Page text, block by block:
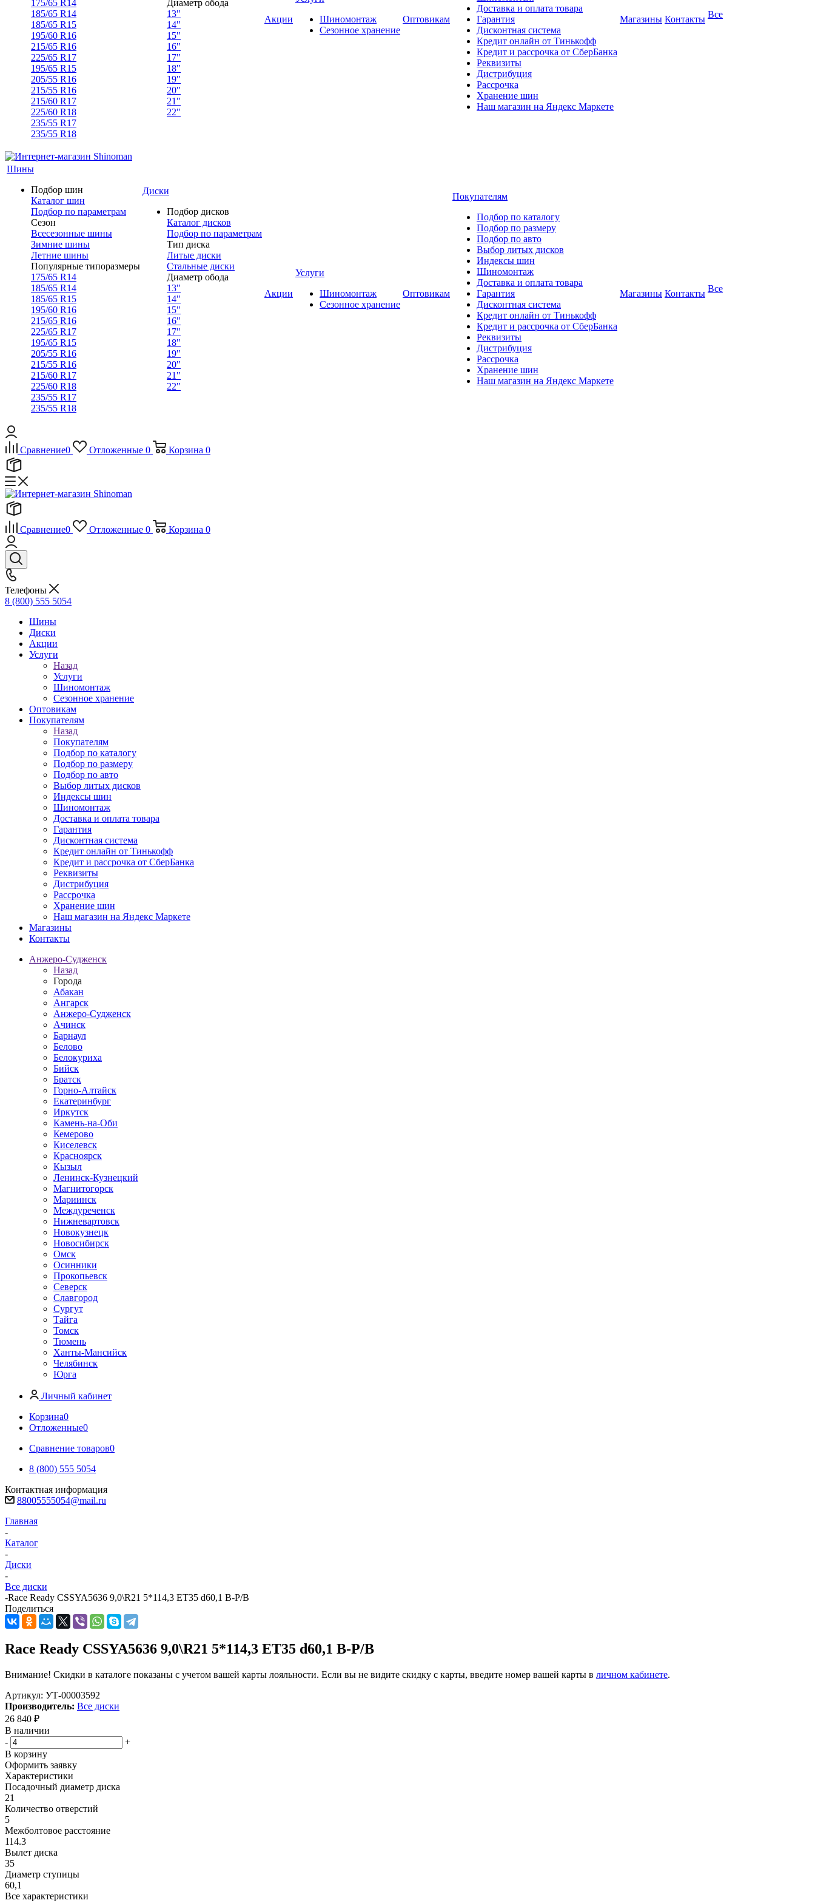
175/65 R14
185/65 R14
185/65 R15
195/60 R16
215/65 R16
225/65 R17
195/65 R15
205/55 R16
215/55 R16
215/60 R17
225/60 R18
235/55 R17
235/55 R18
Диаметр обода
13"
14"
15"
16"
17"
18"
19"
20"
21"
22"
Акции
Шиномонтаж
Сезонное хранение
Оптовикам
Доставка и оплата товара
Гарантия
Дисконтная система
Кредит онлайн от Тинькофф
Кредит и рассрочка от СберБанка
Реквизиты
Дистрибуция
Рассрочка
Хранение шин
Наш магазин на Яндекс Маркете
Магазины Контакты Все
Шины
Подбор шин
Каталог шин
Подбор по параметрам
Сезон
Всесезонные шины
Зимние шины
Летние шины
Популярные типоразмеры
175/65 R14
185/65 R14
185/65 R15
195/60 R16
215/65 R16
225/65 R17
195/65 R15
205/55 R16
215/55 R16
215/60 R17
225/60 R18
235/55 R17
235/55 R18
Диски
Подбор дисков
Каталог дисков
Подбор по параметрам
Тип диска
Литые диски
Стальные диски
Диаметр обода
13"
14"
15"
16"
17"
18"
19"
20"
21"
22"
Акции
Услуги
Шиномонтаж
Сезонное хранение
Оптовикам
Покупателям
Подбор по каталогу
Подбор по размеру
Подбор по авто
Выбор литых дисков
Индексы шин
Шиномонтаж
Доставка и оплата товара
Гарантия
Дисконтная система
Кредит онлайн от Тинькофф
Кредит и рассрочка от СберБанка
Реквизиты
Дистрибуция
Рассрочка
Хранение шин
Наш магазин на Яндекс Маркете
Магазины Контакты Все
Сравнение0 Отложенные 0 Корзина 0
Сравнение0 Отложенные 0 Корзина 0
Телефоны
8 (800) 555 5054
Шины
Диски
Акции
Услуги
Назад
Услуги
Шиномонтаж
Сезонное хранение
Оптовикам
Покупателям
Назад
Покупателям
Подбор по каталогу
Подбор по размеру
Подбор по авто
Выбор литых дисков
Индексы шин
Шиномонтаж
Доставка и оплата товара
Гарантия
Дисконтная система
Кредит онлайн от Тинькофф
Кредит и рассрочка от СберБанка
Реквизиты
Дистрибуция
Рассрочка
Хранение шин
Наш магазин на Яндекс Маркете
Магазины
Контакты
Анжеро-Судженск
Назад
Города
Абакан
Ангарск
Анжеро-Судженск
Ачинск
Барнаул
Белово
Белокуриха
Бийск
Братск
Горно-Алтайск
Екатеринбург
Иркутск
Камень-на-Оби
Кемерово
Киселевск
Красноярск
Кызыл
Ленинск-Кузнецкий
Магнитогорск
Мариинск
Междуреченск
Нижневартовск
Новокузнецк
Новосибирск
Омск
Осинники
Прокопьевск
Северск
Славгород
Сургут
Тайга
Томск
Тюмень
Ханты-Мансийск
Челябинск
Юрга
Личный кабинет
Корзина0
Отложенные0
Сравнение товаров0
8 (800) 555 5054
Контактная информация
88005555054@mail.ru
Главная
-
Каталог
-
Диски
-
Все диски
-Race Ready CSSYA5636 9,0\R21 5*114,3 ET35 d60,1 B-P/B
Поделиться
Race Ready CSSYA5636 9,0\R21 5*114,3 ET35 d60,1 B-P/B
Внимание! Скидки в каталоге показаны с учетом вашей карты лояльности. Если вы не видите скидку с карты, введите номер вашей карты в личном кабинете.
Артикул: УТ-00003592
Производитель: Все диски
26 840 ₽
В наличии
-
+
В корзину
Оформить заявку
Характеристики
Посадочный диаметр диска
21
Количество отверстий
5
Межболтовое расстояние
114.3
Вылет диска
35
Диаметр ступицы
60,1
Все характеристики